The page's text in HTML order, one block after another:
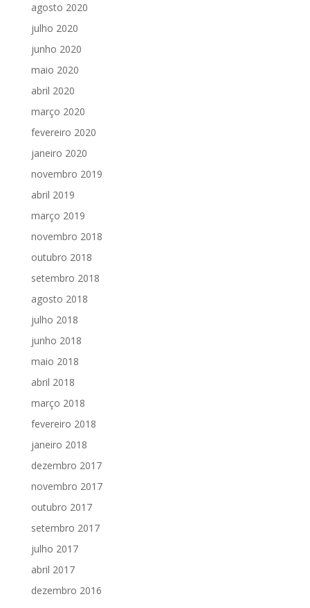
agosto 2020
julho 2020
junho 2020
maio 2020
abril 2020
março 2020
fevereiro 2020
janeiro 2020
novembro 2019
abril 2019
março 2019
novembro 2018
outubro 2018
setembro 2018
agosto 2018
julho 2018
junho 2018
maio 2018
abril 2018
março 2018
fevereiro 2018
janeiro 2018
dezembro 2017
novembro 2017
outubro 2017
setembro 2017
julho 2017
abril 2017
dezembro 2016